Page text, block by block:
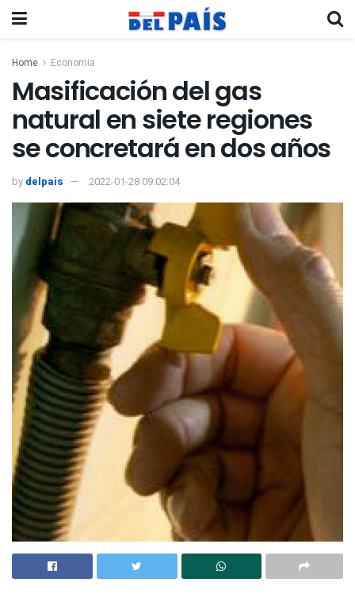
Home Economia
Masificación del gas
natural en siete regiones
se concretará en dos años
by delpais 2022-01-28 09:02:04